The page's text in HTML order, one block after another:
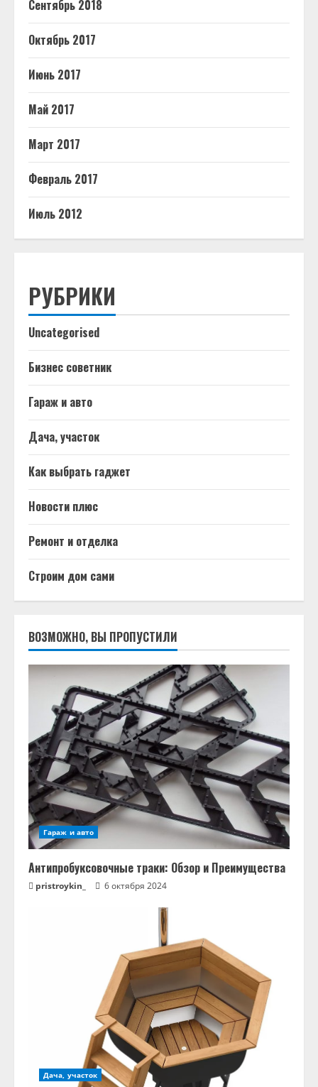
Сентябрь 2018
Октябрь 2017
Июнь 2017
Май 2017
Март 2017
Февраль 2017
Июль 2012
РУБРИКИ
Uncategorised
Бизнес советник
Гараж и авто
Дача, участок
Как выбрать гаджет
Новости плюс
Ремонт и отделка
Строим дом сами
ВОЗМОЖНО, ВЫ ПРОПУСТИЛИ
Гараж и авто
Антипробуксовочные траки: Обзор и Преимущества
pristroykin_ 6 октября 2024
Дача, участок